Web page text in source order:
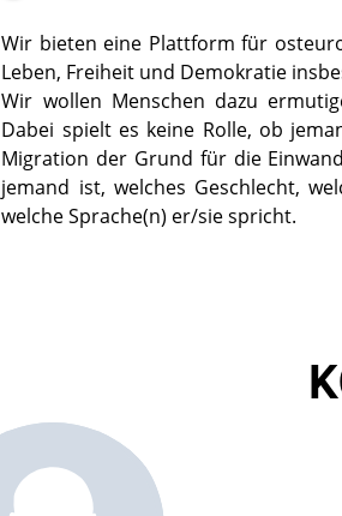
Wir bieten eine Plattform für
Leben, Freiheit und Demokratie
Wir wollen Menschen dazu
Dabei spielt es keine Rolle, ob
Migration der Grund für die
jemand ist, welches Geschlecht,
welche Sprache(n) er/sie spricht.